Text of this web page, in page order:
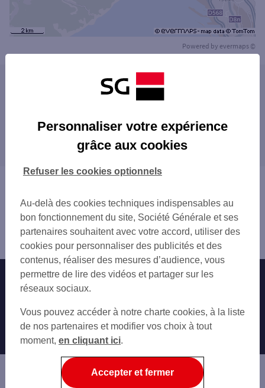
Powered by evermaps ©
Les distributeurs/automates dans les villes à
VITROLLES
ROGNAC
MARSEILLE
BERRE-L'ÉTANG
GARDANNE
PLAN-DE-CUQUES
ALLAUCH
AIX-EN-PROVENCE
Les distributeurs/automates dans les
départements limitrophes
83 VAR
Bouches-du-Rhône
Nos engagements Nous contacter
Autres sites SG
Professionnels
Entreprises
Associations
Personnaliser votre expérience
grâce aux cookies
Au-delà des cookies techniques indispensables au
bon fonctionnement du site, Société Générale et ses
partenaires souhaitent avec votre accord, utiliser des
cookies pour personnaliser des publicités et des
contenus, réaliser des mesures d’audience, vous
permettre de lire des vidéos et partager sur les
réseaux sociaux.
Vous pouvez accéder à notre charte cookies, à la liste
de nos partenaires et modifier vos choix à tout
moment, en cliquant ici.
Refuser les cookies optionnels
Accepter et fermer